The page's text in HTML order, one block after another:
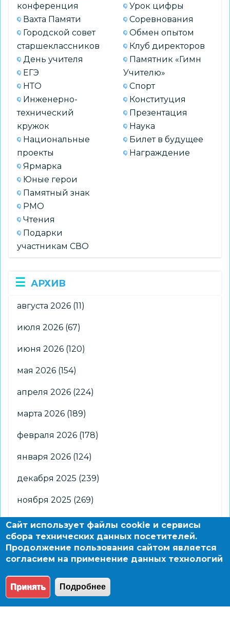
конференция
Вахта Памяти
Городской совет
старшеклассников
День учителя
ЕГЭ
НТО
Инженерно-
технический
кружок
Национальные
проекты
Ярмарка
Юные герои
Памятный знак
РМО
Чтения
Подарки
участникам СВО
Урок цифры
Соревнования
Обмен опытом
Клуб директоров
Памятник «Гимн
Учителю»
Спорт
Конституция
Презентация
Наука
Билет в будущее
Награждение
АРХИВ
августа 2026 (11)
июля 2026 (67)
июня 2026 (120)
мая 2026 (154)
апреля 2026 (224)
марта 2026 (189)
февраля 2026 (178)
января 2026 (124)
декабря 2025 (239)
ноября 2025 (269)
октября 2025(266)
сентября 2025 (176)
августа 2025 (2)
© 2004 - 2026 Новосибирский информационно-
Сайт использует файлы cookie и сервисы
сбора технических данных посетителей.
Продолжение пользования сайтом является
согласием на применение данных технологий
Принять Подробнее